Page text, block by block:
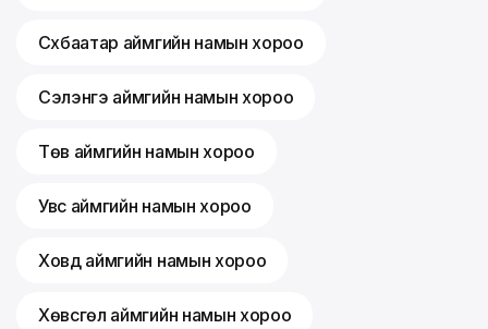
Сүхбаатар аймгийн намын хороо
Сэлэнгэ аймгийн намын хороо
Төв аймгийн намын хороо
Увс аймгийн намын хороо
Ховд аймгийн намын хороо
Хөвсгөл аймгийн намын хороо